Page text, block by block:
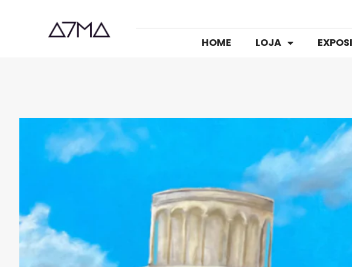
HOME LOJA